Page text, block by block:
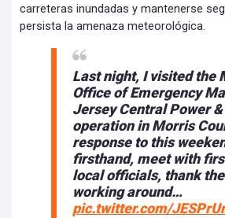
carreteras inundadas y mantenerse
persista la amenaza meteorológica.
Last night, I visited the
Office of Emergency
Jersey Central Power
operation in Morris
response to this
firsthand, meet with
local officials, thank
working around…
pic.twitter.com/